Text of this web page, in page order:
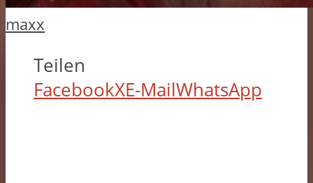
maxx
Teilen
FacebookXE-MailWhatsApp